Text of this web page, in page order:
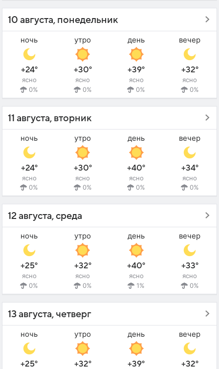
10 августа, понедельник
ночь
+24°
ясно
0%
утро
+30°
ясно
0%
день
+39°
ясно
0%
вечер
+32°
ясно
0%
11 августа, вторник
ночь
+24°
ясно
0%
утро
+30°
ясно
0%
день
+40°
ясно
0%
вечер
+34°
ясно
0%
12 августа, среда
ночь
+25°
ясно
0%
утро
+32°
ясно
0%
день
+40°
ясно
1%
вечер
+33°
ясно
0%
13 августа, четверг
ночь
+25°
утро
+32°
день
+39°
вечер
+32°